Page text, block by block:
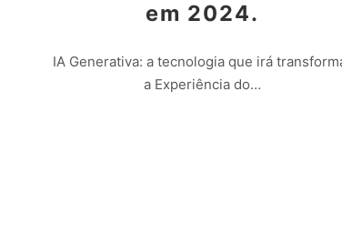
em 2024.
IA Generativa: a tecnologia que irá
a Experiência do…